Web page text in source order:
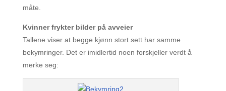
måte.
Kvinner frykter bilder på avveier
Tallene viser at begge kjønn stort sett har samme
bekymringer. Det er imidlertid noen forskjeller verdt å
merke seg: